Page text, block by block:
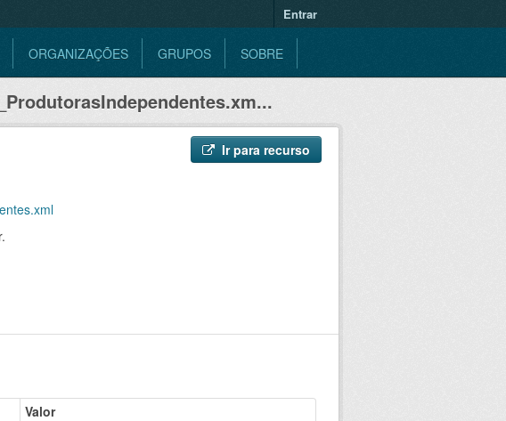
Entrar
ORGANIZAÇÕES GRUPOS SOBRE
Ir para recurso
Valor